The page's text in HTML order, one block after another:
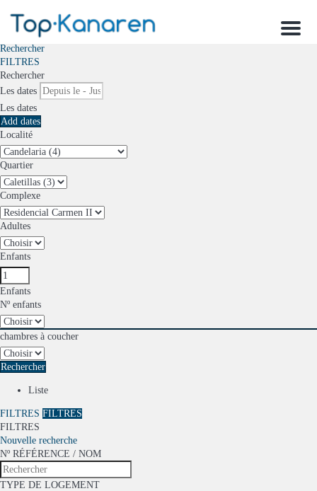
Menu
Rechercher
FILTRES
Rechercher
Les dates
Les dates
Add dates
Localité
Quartier
Complexe
Adultes
Enfants
Enfants
Nº enfants
chambres à coucher
Rechercher
Liste
FILTRES FILTRES
FILTRES
Nouvelle recherche
Nº RÉFÉRENCE / NOM
TYPE DE LOGEMENT